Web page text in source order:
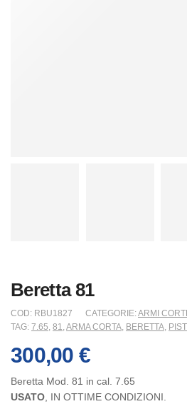
Beretta 81
COD: RBU1827 CATEGORIE:ARMI
TAG: 7.65, 81,ARMA CORTA, BERETTA,
300,00 €
Beretta Mod. 81 in cal. 7.65
USATO , IN OTTIME CONDIZIONI.